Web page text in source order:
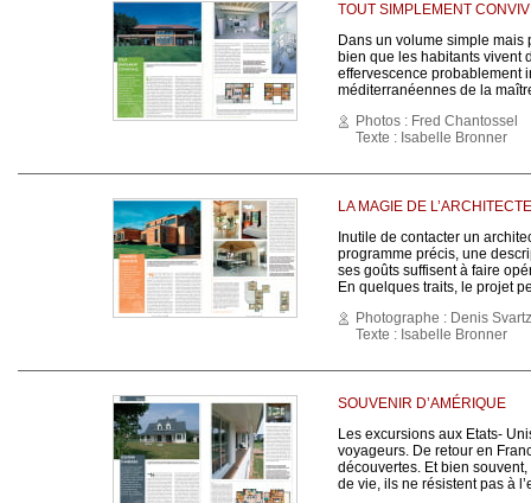
TOUT SIMPLEMENT
Dans un volume simple
bien que les habitants vivent
effervescence probablement
méditerranéennes de la
Photos : Fred Chantossel
Texte : Isabelle Bronner
LA MAGIE DE L’ARCHITECTE
Inutile de contacter un
programme précis, une
ses goûts suffisent à faire
En quelques traits, le projet
Photographe : Denis Svartz
Texte : Isabelle Bronner
SOUVENIR D’AMÉRIQUE
Les excursions aux Etats-
voyageurs. De retour en
découvertes. Et bien
de vie, ils ne résistent pas à